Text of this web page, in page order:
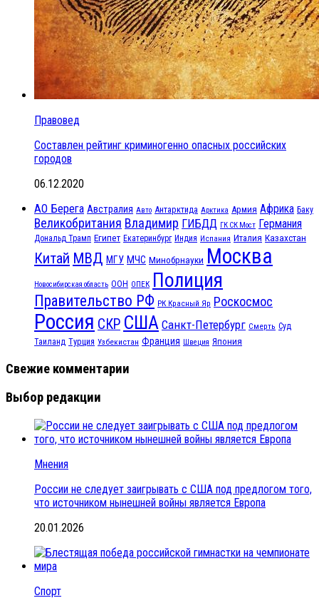
Правовед
Составлен рейтинг криминогенно опасных российских
городов
06.12.2020
АО Берега Австралия Авто Антарктида Арктика Армия Африка Баку
Великобритания Владимир ГИБДД ГК СК Мост Германия
Дональд Трамп Египет Екатеринбург Индия Испания Италия Казахстан
Китай МВД МГУ МЧС Минобрнауки Москва
Новосибирская область ООН ОПЕК Полиция
Правительство РФ РК Красный Яр Роскосмос
Россия СКР США Санкт-Петербург Смерть Суд
Таиланд Турция Узбекистан Франция Швеция Япония
Свежие комментарии
Выбор редакции
Мнения
России не следует заигрывать с США под предлогом того,
что источником нынешней войны является Европа
20.01.2026
Спорт